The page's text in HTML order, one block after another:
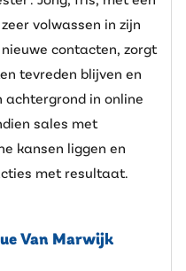
volwassen in zijn
contacten, zorgt
tevreden blijven en
achtergrond in online
sales met
kansen liggen en
met resultaat.
Van Marwijk